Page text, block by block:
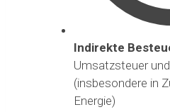
Indirekte
Umsatzsteuer
(insbesondere in
Energie)